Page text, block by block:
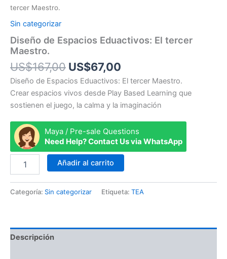
tercer Maestro.
Sin categorizar
Diseño de Espacios Eduactivos: El tercer
Maestro.
US$167,00 US$67,00
Diseño de Espacios Eduactivos: El tercer Maestro.
Crear espacios vivos desde Play Based Learning que
sostienen el juego, la calma y la imaginación
Maya / Pre-sale Questions
Need Help? Contact Us via WhatsApp
Añadir al carrito
Categoría: Sin categorizar Etiqueta: TEA
Descripción